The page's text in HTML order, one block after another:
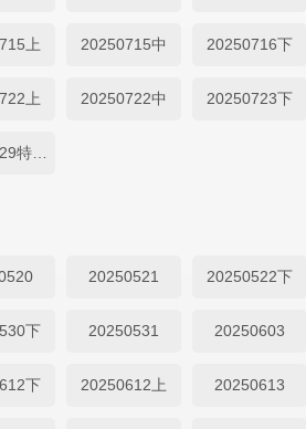
上 20250715中 20250716下
上 20250722中 20250723下
20250521 20250522下
下 20250531 20250603
下 20250612上 20250613